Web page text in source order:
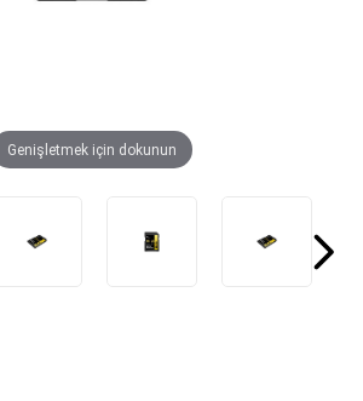
Genişletmek için dokunun